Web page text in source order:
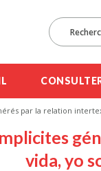
par la relation
vida, yo